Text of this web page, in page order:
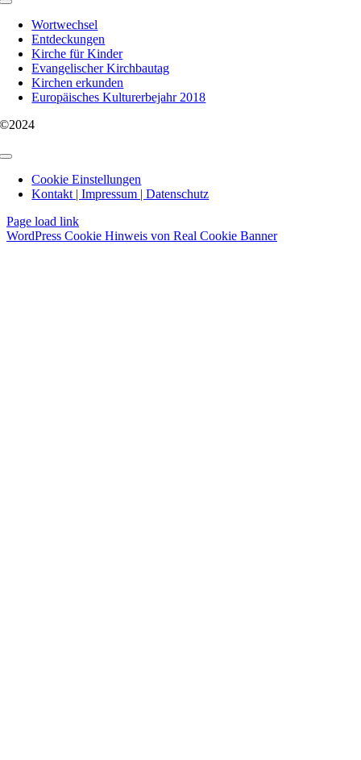
Toggle
NavigationWortwechsel
Entdeckungen
Kirche für Kinder
Evangelischer Kirchbautag
Kirchen erkunden
Europäisches Kulturerbejahr 2018
©2024
Toggle
NavigationCookie Einstellungen
Kontakt | Impressum | Datenschutz
Page load link
WordPress Cookie Hinweis von Real Cookie Banner